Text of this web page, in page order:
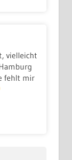
vielleicht
fehlt mir